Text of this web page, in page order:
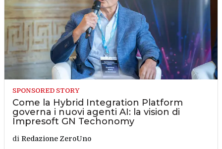
SPONSORED STORY
Come la Hybrid Integration Platform
governa i nuovi agenti AI: la vision di
Impresoft GN Techonomy
di Redazione ZeroUno